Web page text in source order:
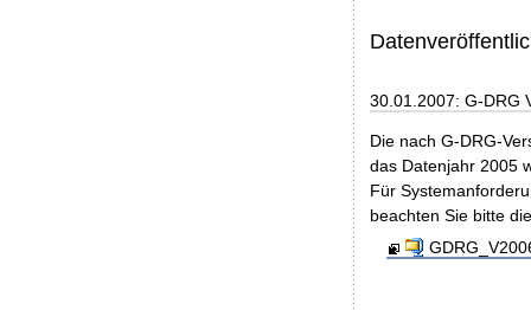
30.01.2007: G-DRG
Die nach G-DRG-
das Datenjahr 2005
Für
beachten Sie bitte